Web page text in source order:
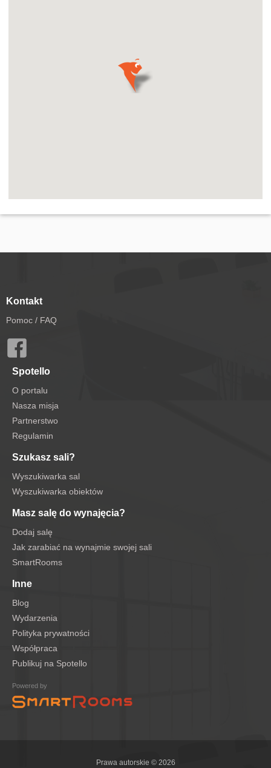
Kontakt
Pomoc / FAQ
Spotello
O portalu
Nasza misja
Partnerstwo
Regulamin
Szukasz sali?
Wyszukiwarka sal
Wyszukiwarka obiektów
Masz salę do wynajęcia?
Dodaj salę
Jak zarabiać na wynajmie swojej sali
SmartRooms
Inne
Blog
Wydarzenia
Polityka prywatności
Współpraca
Publikuj na Spotello
Powered by
Prawa autorskie © 2026